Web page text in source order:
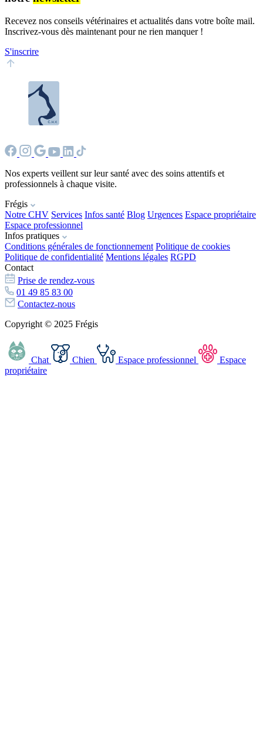
Recevez nos conseils vétérinaires et actualités dans votre boîte mail.
Inscrivez-vous dès maintenant pour ne rien manquer !
S'inscrire
Nos experts veillent sur leur santé avec des soins attentifs et
professionnels à chaque visite.
Frégis
Notre CHV Services Infos santé Blog Urgences Espace propriétaire
Espace professionnel
Infos pratiques
Conditions générales de fonctionnement Politique de cookies
Politique de confidentialité Mentions légales RGPD
Contact
Prise de rendez-vous
01 49 85 83 00
Contactez-nous
Copyright © 2025 Frégis
Chat Chien Espace professionnel
Espace
propriétaire